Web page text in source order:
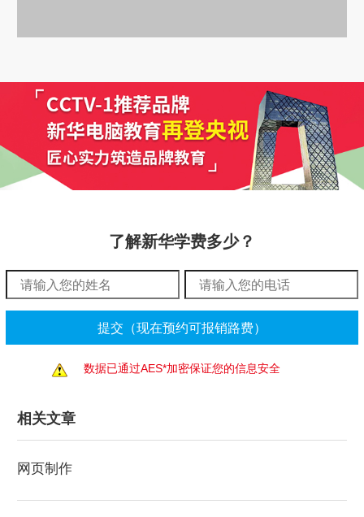
了解新华学费多少？
数据已通过AES*加密保证您的信息安全
相关文章
网页制作